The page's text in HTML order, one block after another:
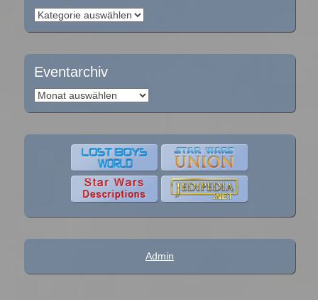
Kategorien
Eventarchiv
Eventarchiv
Admin